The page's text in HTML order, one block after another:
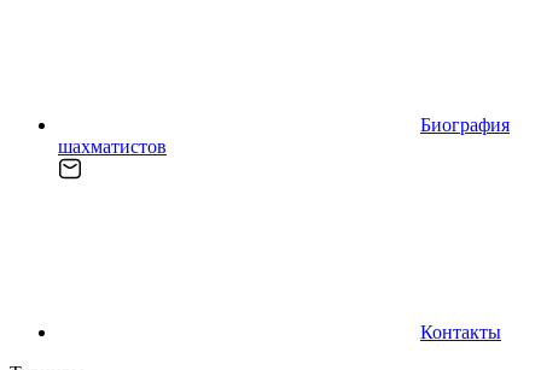
Биография
шахматистов
Контакты